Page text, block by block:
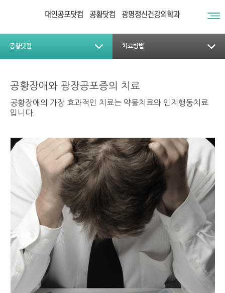
공황닷컴 치료방법
공황장애와 광장공포증의 치료
공황장애의 가장 효과적인 치료는 약물치료와 인지행동치료
입니다.